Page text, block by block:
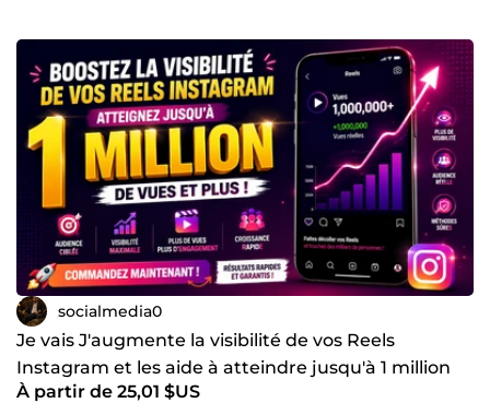
socialmedia0
Je vais J'augmente la visibilité de vos Reels
Instagram et les aide à atteindre jusqu'à 1 million
de vues
À partir de 25,01 $US